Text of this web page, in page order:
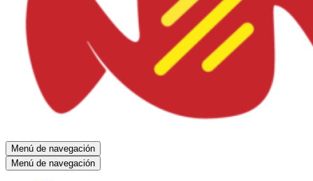
Menú de navegación
Menú de navegación